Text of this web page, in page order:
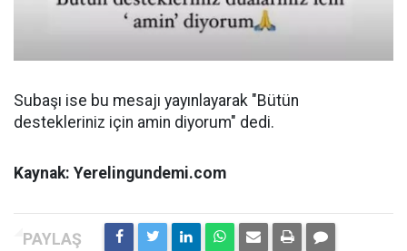
Subaşı ise bu mesajı yayınlayarak "Bütün
destekleriniz için amin diyorum" dedi.
Kaynak: Yerelingundemi.com